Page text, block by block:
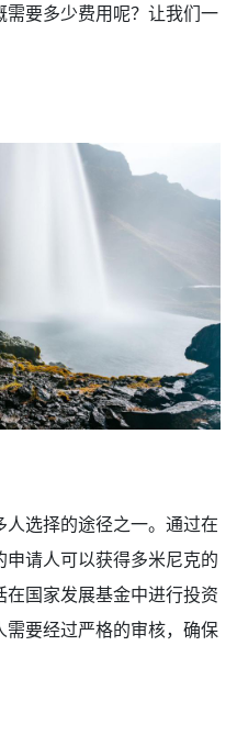
要多少费用呢？让我们一
选择的途径之一。通过在
请人可以获得多米尼克的
国家发展基金中进行投资
要经过严格的审核，确保